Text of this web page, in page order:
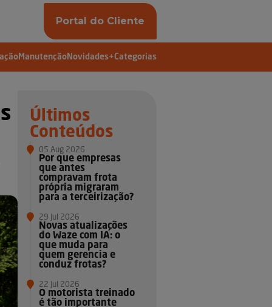
Portal do Cliente
ManutençãoNovidades+Categorias
Últimos
Conteúdos
05 Aug 2026
Por que empresas
que antes
compravam frota
própria migraram
para a terceirização?
29 Jul 2026
Novas atualizações
do Waze com IA: o
que muda para
quem gerencia e
conduz frotas?
22 Jul 2026
O motorista treinado
é tão importante